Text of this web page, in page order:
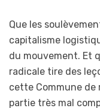
Que les
capitalisme
du mouvement. Et
radicale tire des
cette Commune de
partie très mal